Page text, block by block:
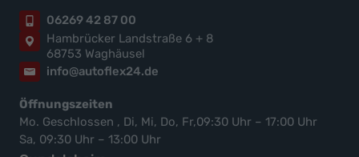
06269 42 87 00
Hambrücker Landstraße 6 + 8
68753 Waghäusel
info@autoflex24.de
Öffnungszeiten
Mo. Geschlossen , Di, Mi, Do, Fr,09:30 Uhr – 17:00 Uhr
Sa, 09:30 Uhr – 13:00 Uhr